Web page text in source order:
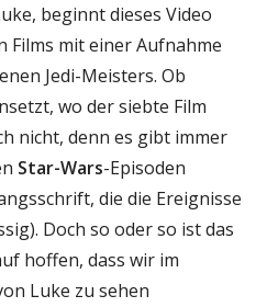
beginnt dieses Video
Films mit einer Aufnahme
Jedi-Meisters. Ob
wo der siebte Film
nicht, denn es gibt immer
Star-Wars-Episoden
die die Ereignisse
Doch so oder so ist das
hoffen, dass wir im
Luke zu sehen